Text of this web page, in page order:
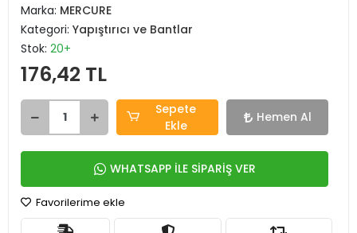
Marka: MERCURE
Kategori: Yapıştırıcı ve Bantlar
Stok: 20+
176,42 TL
Sepete
Ekle
Hemen Al
WHATSAPP İLE SİPARİŞ VER
Favorilerime ekle